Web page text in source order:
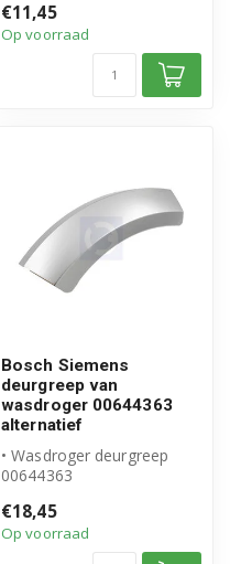
Siemens
€11,45
Op voorraad
Bosch Siemens
deurgreep van
wasdroger 00644363
alternatief
• Wasdroger deurgreep
00644363
• Hoogwaardig alternatie...
€18,45
Op voorraad